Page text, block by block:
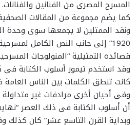
المسرح المصرى من الفنانين والفنانات.
كما يضم مجموعة من المقالات
1920” إلى جانب النص الكامل
قصائده التمثيلية “المنولوجات
وقد استخدم تيمور أسلوب الكتابة فى
كانت تنطق الكلمات بين الناس
وفى أحيان أخرى مرادفات غير متداولة
أن أسلوب الكتابة فى ذلك العصر
وبداية القرن التاسع عشر” كان كذلك